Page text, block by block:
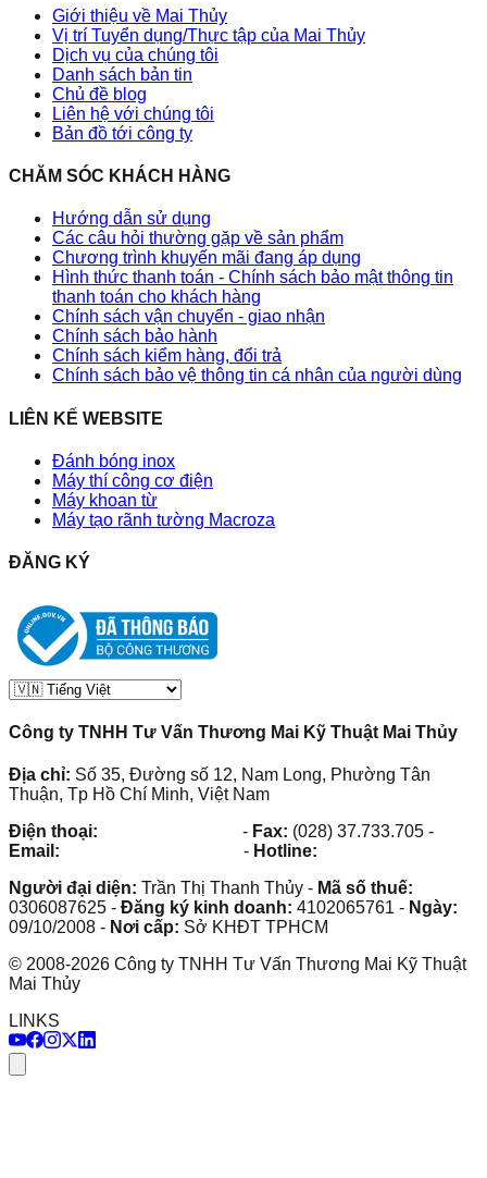
Giới thiệu về Mai Thủy
Vị trí Tuyển dụng/Thực tập của Mai Thủy
Dịch vụ của chúng tôi
Danh sách bản tin
Chủ đề blog
Liên hệ với chúng tôi
Bản đồ tới công ty
CHĂM SÓC KHÁCH HÀNG
Hướng dẫn sử dụng
Các câu hỏi thường gặp về sản phẩm
Chương trình khuyến mãi đang áp dụng
Hình thức thanh toán - Chính sách bảo mật thông tin
thanh toán cho khách hàng
Chính sách vận chuyển - giao nhận
Chính sách bảo hành
Chính sách kiểm hàng, đổi trả
Chính sách bảo vệ thông tin cá nhân của người dùng
LIÊN KẾ WEBSITE
Đánh bóng inox
Máy thí công cơ điện
Máy khoan từ
Máy tạo rãnh tường Macroza
ĐĂNG KÝ
Công ty TNHH Tư Vấn Thương Mai Kỹ Thuật Mai Thủy
Địa chỉ: Số 35, Đường số 12, Nam Long, Phường Tân
Thuận, Tp Hồ Chí Minh, Việt Nam
Điện thoại:
- Fax: (028) 37.733.705 -
Email:
- Hotline:
Người đại diện: Trần Thị Thanh Thủy - Mã số thuế:
0306087625 - Đăng ký kinh doanh: 4102065761 - Ngày:
09/10/2008 - Nơi cấp: Sở KHĐT TPHCM
© 2008-2026 Công ty TNHH Tư Vấn Thương Mai Kỹ Thuật
Mai Thủy
LINKS